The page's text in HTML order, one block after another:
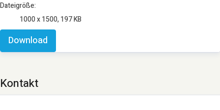
Dateigröße:
1000 x 1500, 197 KB
Download
Kontakt